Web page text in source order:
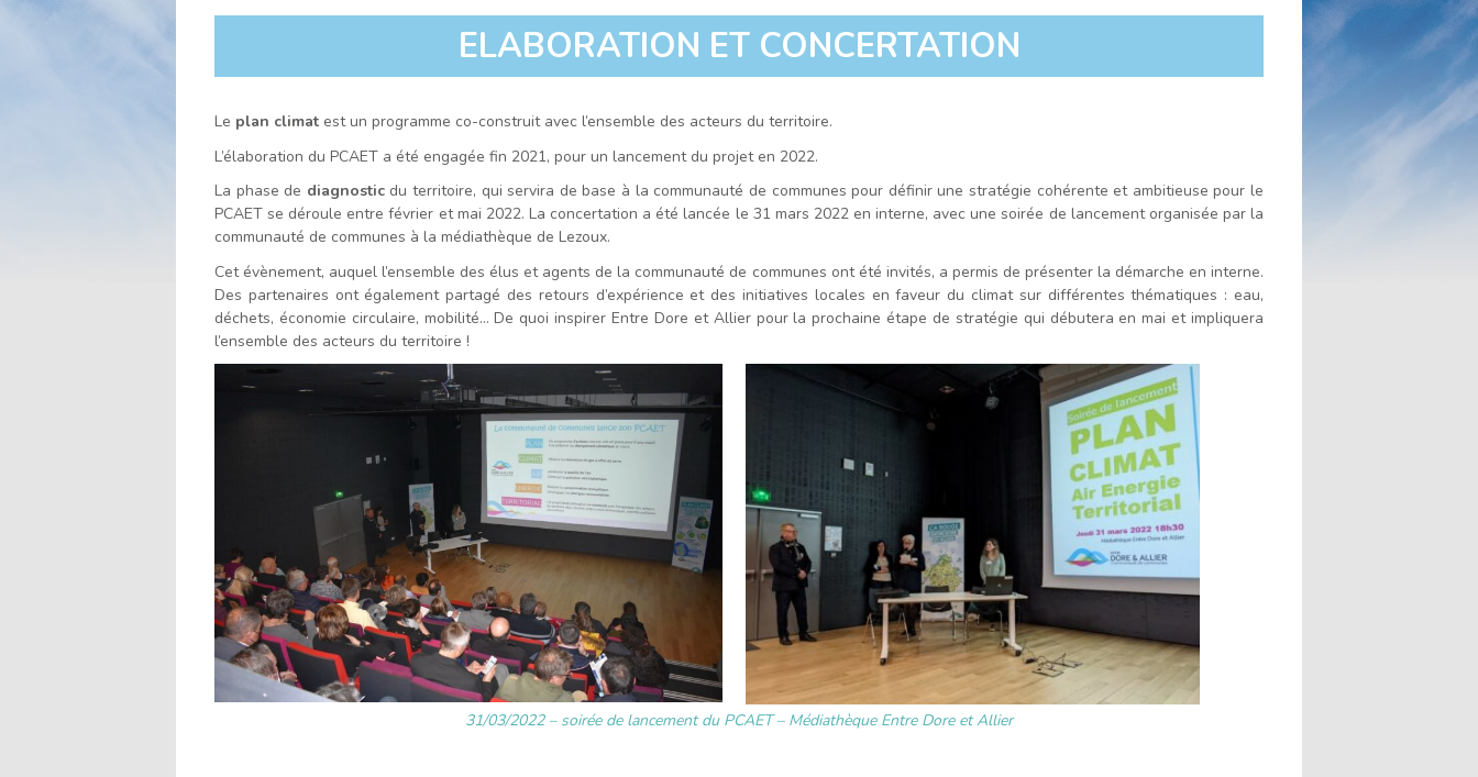
l'accueil
ELABORATION ET CONCERTATION
Le plan climat est un programme co-construit avec l’ensemble des acteurs du territoire.
L’élaboration du PCAET a été engagée fin 2021, pour un lancement du projet en 2022.
La phase de diagnosticdu territoire, qui servira de base à la communauté de communes pour définir une stratégie cohérente et ambitieuse pour le
PCAET se déroule entre février et mai 2022. La concertation a été lancée le 31 mars 2022 en interne, avec une soirée de lancement organisée par la
communauté de communes à la médiathèque de Lezoux.
Cet évènement, auquel l’ensemble des élus et agents de la communauté de communes ont été invités, a permis de présenter la démarche en interne.
Des partenaires ont également partagé des retours d’expérience et des initiatives locales en faveur du climat sur différentes thématiques : eau,
déchets, économie circulaire, mobilité… De quoi inspirer Entre Dore et Allier pour la prochaine étape de stratégie qui débutera en mai et impliquera
l’ensemble des acteurs du territoire !
31/03/2022 – soirée de lancement du PCAET – Médiathèque Entre Dore et Allier